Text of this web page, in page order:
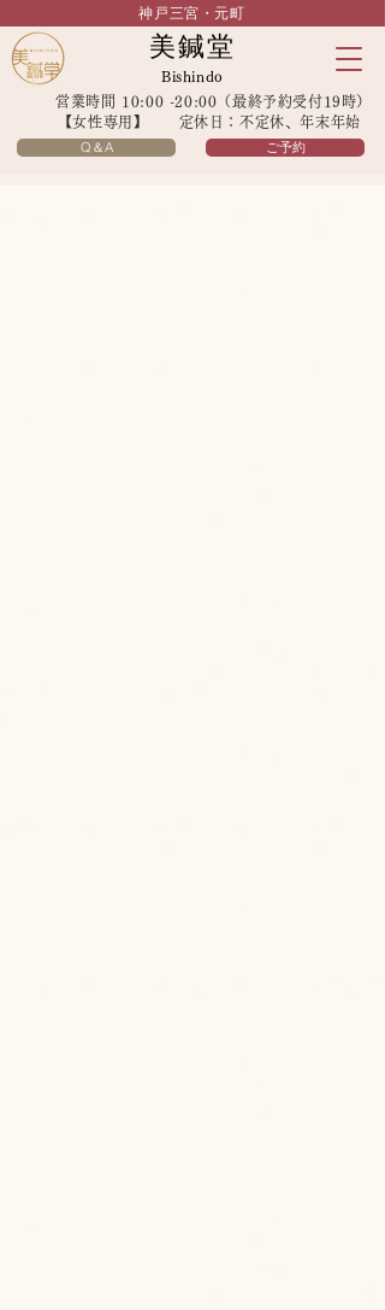
神戸三宮・元町
美鍼堂
Bishindo
営業時間 10:00 -20:00（最終予約受付19時）
【女性専用】 定休日：不定休、年末年始
Q＆A ご予約